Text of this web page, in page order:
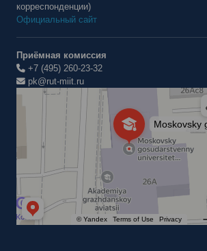
корреспонденции)
Официальный сайт
Приёмная комиссия
+7 (495) 260-23-32
pk@rut-miit.ru
Институт международных транспортных
ВУЗ в Москве